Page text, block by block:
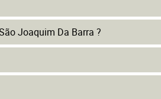
Joaquim Da Barra ?